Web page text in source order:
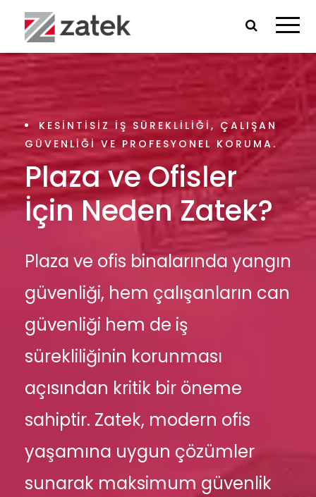
KESINTISIZ IŞ SÜREKLILIĞI, ÇALIŞAN
GÜVENLIĞI VE PROFESYONEL KORUMA.
Plaza ve Ofisler
İçin Neden Zatek?
Plaza ve ofis binalarında yangın
güvenliği, hem çalışanların can
güvenliği hem de iş
sürekliliğinin korunması
açısından kritik bir öneme
sahiptir. Zatek, modern ofis
yaşamına uygun çözümler
sunarak maksimum güvenlik